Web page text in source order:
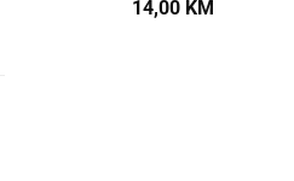
14,00 KM